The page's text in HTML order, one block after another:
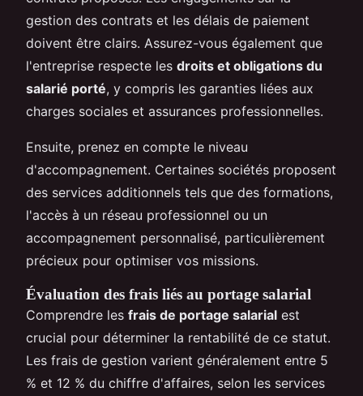
gestion des contrats et les délais de paiement
doivent être clairs. Assurez-vous également que
l'entreprise respecte les droits et obligations du
salarié porté, y compris les garanties liées aux
charges sociales et assurances professionnelles.
Ensuite, prenez en compte le niveau
d'accompagnement. Certaines sociétés proposent
des services additionnels tels que des formations,
l'accès à un réseau professionnel ou un
accompagnement personnalisé, particulièrement
précieux pour optimiser vos missions.
Évaluation des frais liés au portage salarial
Comprendre les frais de portage salarial est
crucial pour déterminer la rentabilité de ce statut.
Les frais de gestion varient généralement entre 5
% et 12 % du chiffre d'affaires, selon les services